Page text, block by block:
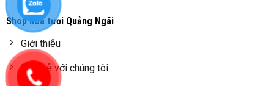
Shop hoa tươi Quảng Ngãi
Giới thiệu
Liên hệ với chúng tôi